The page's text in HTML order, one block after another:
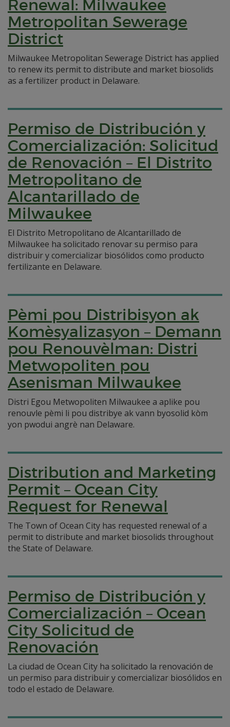
Renewal: Milwaukee
Metropolitan Sewerage
District
Milwaukee Metropolitan Sewerage District has applied
to renew its permit to distribute and market biosolids
as a fertilizer product in Delaware.
Permiso de Distribución y
Comercialización: Solicitud
de Renovación – El Distrito
Metropolitano de
Alcantarillado de
Milwaukee
El Distrito Metropolitano de Alcantarillado de
Milwaukee ha solicitado renovar su permiso para
distribuir y comercializar biosólidos como producto
fertilizante en Delaware.
Pèmi pou Distribisyon ak
Komèsyalizasyon – Demann
pou Renouvèlman: Distri
Metwopoliten pou
Asenisman Milwaukee
Distri Egou Metwopoliten Milwaukee a aplike pou
renouvle pèmi li pou distribye ak vann byosolid kòm
yon pwodui angrè nan Delaware.
Distribution and Marketing
Permit – Ocean City
Request for Renewal
The Town of Ocean City has requested renewal of a
permit to distribute and market biosolids throughout
the State of Delaware.
Permiso de Distribución y
Comercialización – Ocean
City Solicitud de
Renovación
La ciudad de Ocean City ha solicitado la renovación de
un permiso para distribuir y comercializar biosólidos en
todo el estado de Delaware.